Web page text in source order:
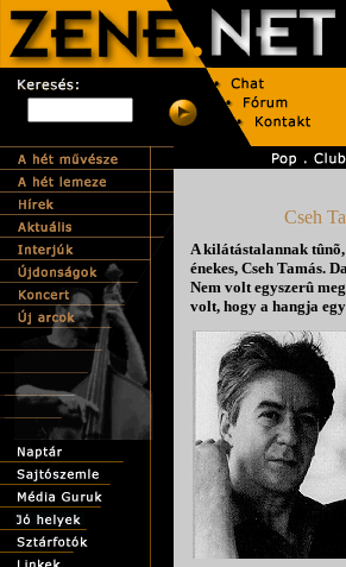
Cseh
A kilátástalannak tûnõ,
énekes, Cseh Tamás.
Nem volt egyszerû
volt, hogy a hangja